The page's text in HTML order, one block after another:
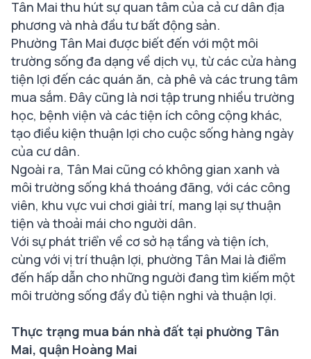
Tân Mai thu hút sự quan tâm của cả cư dân địa
phương và nhà đầu tư bất động sản.
Phường Tân Mai được biết đến với một môi
trường sống đa dạng về dịch vụ, từ các cửa hàng
tiện lợi đến các quán ăn, cà phê và các trung tâm
mua sắm. Đây cũng là nơi tập trung nhiều trường
học, bệnh viện và các tiện ích công cộng khác,
tạo điều kiện thuận lợi cho cuộc sống hàng ngày
của cư dân.
Ngoài ra, Tân Mai cũng có không gian xanh và
môi trường sống khá thoáng đãng, với các công
viên, khu vực vui chơi giải trí, mang lại sự thuận
tiện và thoải mái cho người dân.
Với sự phát triển về cơ sở hạ tầng và tiện ích,
cùng với vị trí thuận lợi, phường Tân Mai là điểm
đến hấp dẫn cho những người đang tìm kiếm một
môi trường sống đầy đủ tiện nghi và thuận lợi.
Thực trạng mua bán nhà đất tại phường Tân
Mai, quận Hoàng Mai